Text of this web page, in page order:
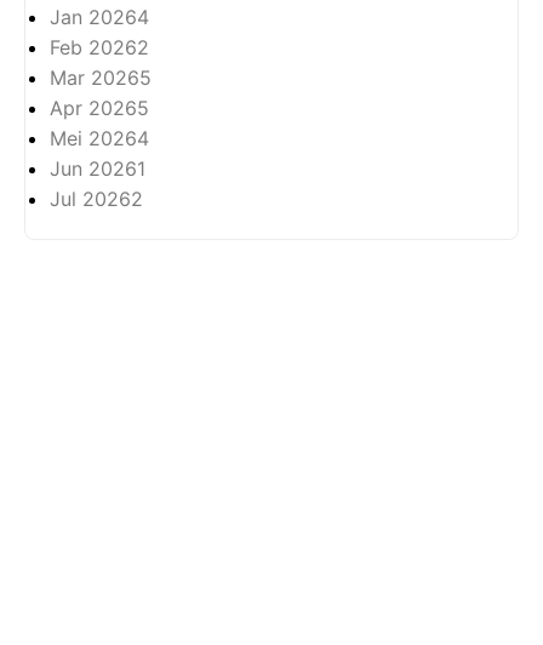
Jan 20264
Feb 20262
Mar 20265
Apr 20265
Mei 20264
Jun 20261
Jul 20262